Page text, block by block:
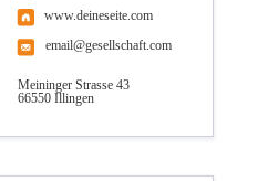
www.deineseite.com
email@gesellschaft.com
Meininger Strasse 43
66550 Illingen